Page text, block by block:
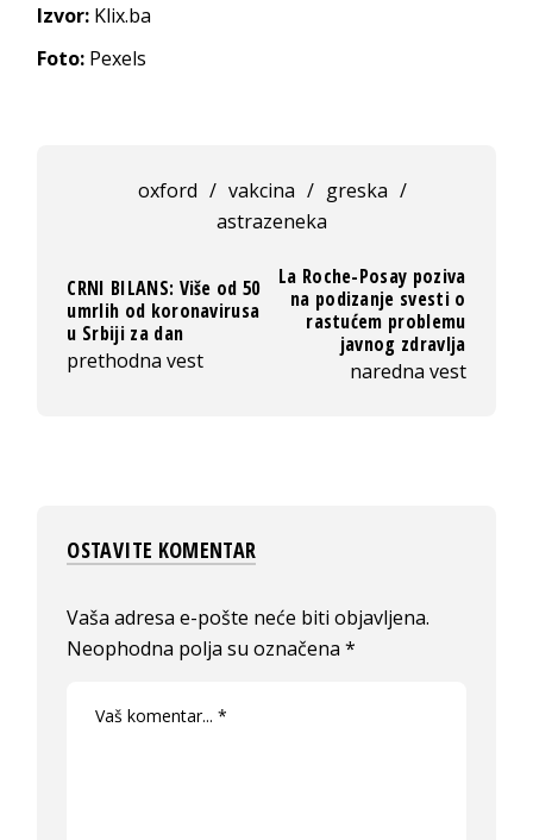
Izvor: Klix.ba
Foto: Pexels
oxford / vakcina / greska /
astrazeneka
CRNI BILANS: Više od 50
umrlih od koronavirusa
u Srbiji za dan
prethodna vest
La Roche-Posay poziva
na podizanje svesti o
rastućem problemu
javnog zdravlja
naredna vest
OSTAVITE KOMENTAR
Vaša adresa e-pošte neće biti objavljena.
Neophodna polja su označena*